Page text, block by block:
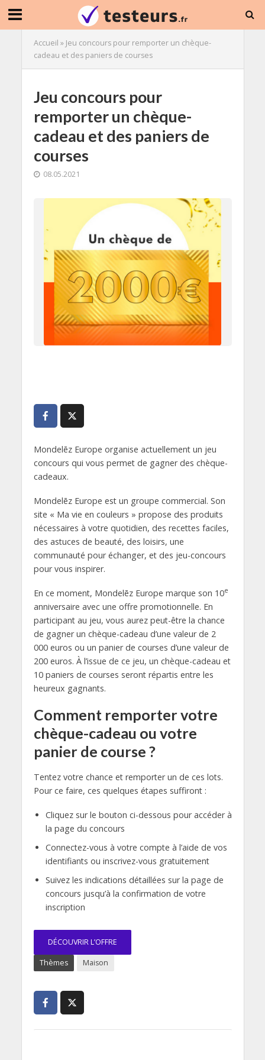
Accueil » Jeu concours pour remporter un chèque-
cadeau et des paniers de courses
Jeu concours pour
remporter un chèque-
cadeau et des paniers de
courses
08.05.2021
Mondelēz Europe organise actuellement un jeu
concours qui vous permet de gagner des chèque-
cadeaux.
Mondelēz Europe est un groupe commercial. Son
site « Ma vie en couleurs » propose des produits
nécessaires à votre quotidien, des recettes faciles,
des astuces de beauté, des loisirs, une
communauté pour échanger, et des jeu-concours
pour vous inspirer.
En ce moment, Mondelēz Europe marque son 10e
anniversaire avec une offre promotionnelle. En
participant au jeu, vous aurez peut-être la chance
de gagner un chèque-cadeau d’une valeur de 2
000 euros ou un panier de courses d’une valeur de
200 euros. À l’issue de ce jeu, un chèque-cadeau et
10 paniers de courses seront répartis entre les
heureux gagnants.
Comment remporter votre
chèque-cadeau ou votre
panier de course ?
Tentez votre chance et remporter un de ces lots.
Pour ce faire, ces quelques étapes suffiront :
Cliquez sur le bouton ci-dessous pour accéder à
la page du concours
Connectez-vous à votre compte à l’aide de vos
identifiants ou inscrivez-vous gratuitement
Suivez les indications détaillées sur la page de
concours jusqu’à la confirmation de votre
inscription
DÉCOUVRIR L’OFFRE
Thèmes Maison